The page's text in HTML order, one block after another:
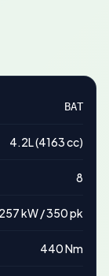
BAT
4.2L (4163 cc)
8
257 kW / 350 pk
440 Nm